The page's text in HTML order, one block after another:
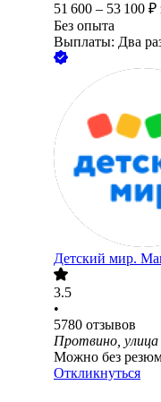
51 600 – 53 100 ₽
Без опыта
Выплаты: Два
Детский мир.
3.5
•
5780 отзывов
Протвино,
Можно без
Откликнуться